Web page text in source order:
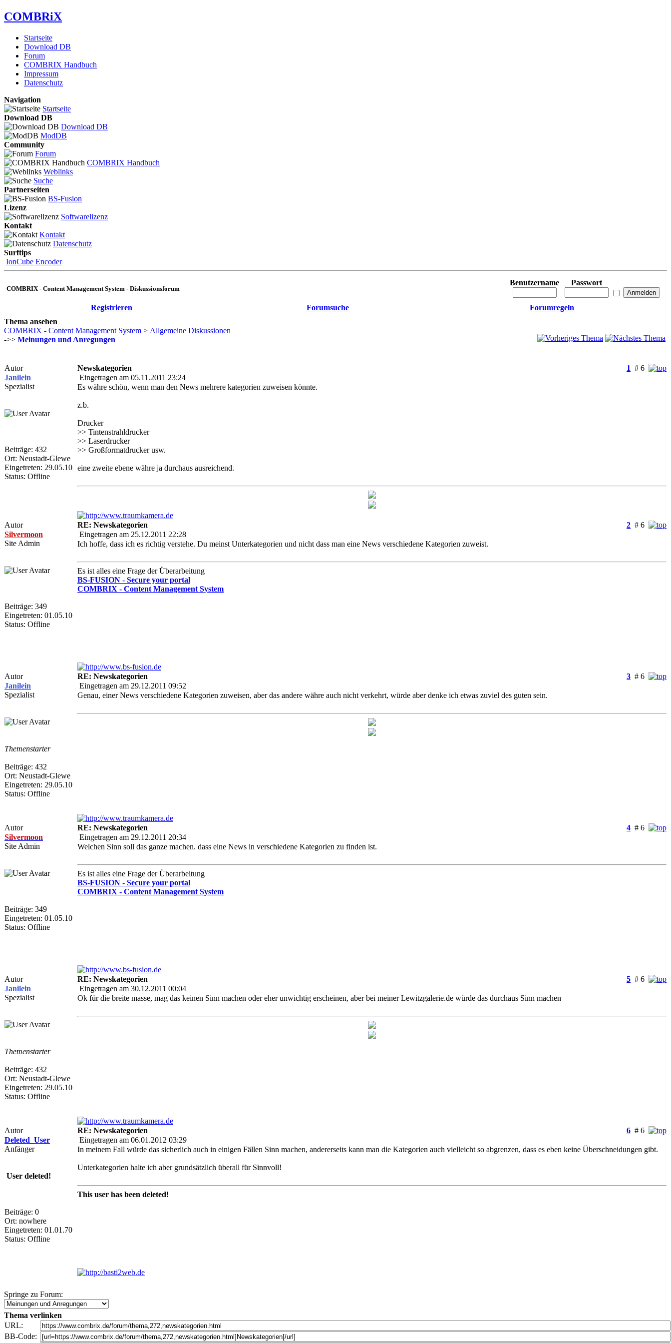
COMBRiX
Startseite
Download DB
Forum
COMBRIX Handbuch
Impressum
Datenschutz
Navigation
Startseite
Download DB
Download DB
ModDB
Community
Forum
COMBRIX Handbuch
Weblinks
Suche
Partnerseiten
BS-Fusion
Lizenz
Softwarelizenz
Kontakt
Kontakt
Datenschutz
Surftips
IonCube Encoder
COMBRIX - Content Management System - Diskussionsforum
Benutzername Passwort
Registrieren Forumsuche
Forumregeln
Thema ansehen
COMBRIX - Content Management System > Allgemeine Diskussionen
->> Meinungen und Anregungen
Autor Newskategorien 1 # 6
Janilein
Spezialist
Beiträge: 432
Ort: Neustadt-Glewe
Eingetreten: 29.05.10
Status: Offline
Eingetragen am 05.11.2011 23:24
Es währe schön, wenn man den News mehrere kategorien zuweisen könnte.
z.b.
Drucker
>> Tintenstrahldrucker
>> Laserdrucker
>> Großformatdrucker usw.
eine zweite ebene währe ja durchaus ausreichend.
Autor RE: Newskategorien 2 # 6
Silvermoon
Site Admin
Beiträge: 349
Eingetreten: 01.05.10
Status: Offline
Eingetragen am 25.12.2011 22:28
Ich hoffe, dass ich es richtig verstehe. Du meinst Unterkategorien und nicht dass man eine News verschiedene Kategorien zuweist.
Es ist alles eine Frage der Überarbeitung
BS-FUSION - Secure your portal
COMBRIX - Content Management System
Autor RE: Newskategorien 3 # 6
Janilein
Spezialist
Themenstarter
Beiträge: 432
Ort: Neustadt-Glewe
Eingetreten: 29.05.10
Status: Offline
Eingetragen am 29.12.2011 09:52
Genau, einer News verschiedene Kategorien zuweisen, aber das andere währe auch nicht verkehrt, würde aber denke ich etwas zuviel des guten sein.
Autor RE: Newskategorien 4 # 6
Silvermoon
Site Admin
Beiträge: 349
Eingetreten: 01.05.10
Status: Offline
Eingetragen am 29.12.2011 20:34
Welchen Sinn soll das ganze machen. dass eine News in verschiedene Kategorien zu finden ist.
Es ist alles eine Frage der Überarbeitung
BS-FUSION - Secure your portal
COMBRIX - Content Management System
Autor RE: Newskategorien 5 # 6
Janilein
Spezialist
Themenstarter
Beiträge: 432
Ort: Neustadt-Glewe
Eingetreten: 29.05.10
Status: Offline
Eingetragen am 30.12.2011 00:04
Ok für die breite masse, mag das keinen Sinn machen oder eher unwichtig erscheinen, aber bei meiner Lewitzgalerie.de würde das durchaus Sinn machen
Autor RE: Newskategorien 6 # 6
Deleted_User
Anfänger
User deleted!
Beiträge: 0
Ort: nowhere
Eingetreten: 01.01.70
Status: Offline
Eingetragen am 06.01.2012 03:29
In meinem Fall würde das sicherlich auch in einigen Fällen Sinn machen, andererseits kann man die Kategorien auch vielleicht so abgrenzen, dass es eben keine Überschneidungen gibt.
Unterkategorien halte ich aber grundsätzlich überall für Sinnvoll!
This user has been deleted!
Springe zu Forum:
Thema verlinken
URL:
BB-Code: